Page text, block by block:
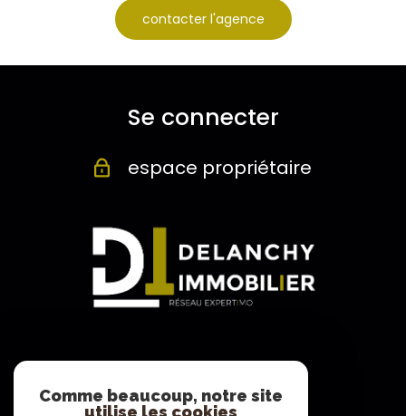
contacter l'agence
Se connecter
espace propriétaire
Adhérents
Comme beaucoup, notre site
utilise les cookies